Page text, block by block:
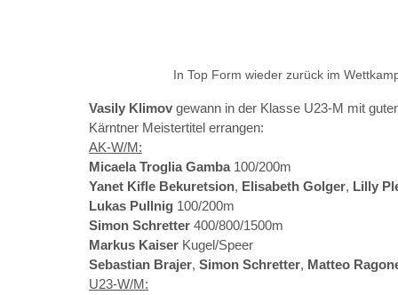
In Top Form wieder zurück im
Vasily Klimov gewann in der Klasse U23-M mit
Kärntner Meistertitel errangen:
AK-W/M:
Micaela Troglia Gamba 100/200m
Yanet Kifle Bekuretsion, Elisabeth Golger, Lilly
Lukas Pullnig 100/200m
Simon Schretter 400/800/1500m
Markus Kaiser Kugel/Speer
Sebastian Brajer, Simon Schretter, Matteo
U23-W/M: